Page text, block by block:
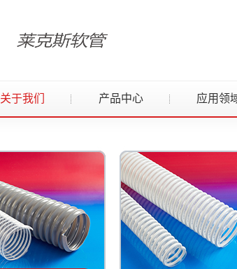
关于我们 产品中心 应用领